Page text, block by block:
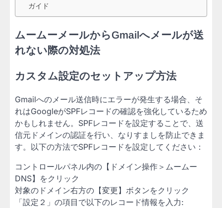
ガイド
ムームーメールからGmailへメールが送
れない際の対処法
カスタム設定のセットアップ方法
Gmailへのメール送信時にエラーが発生する場合、そ
れはGoogleがSPFレコードの確認を強化しているため
かもしれません。SPFレコードを設定することで、送
信元ドメインの認証を行い、なりすましを防止できま
す。以下の方法でSPFレコードを設定してください：
コントロールパネル内の【ドメイン操作＞ムームー
DNS】をクリック
対象のドメイン右方の【変更】ボタンをクリック
「設定２」の項目で以下のレコード情報を入力: